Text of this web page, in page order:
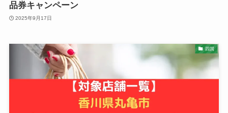
品券キャンペーン
2025年9月17日
四国